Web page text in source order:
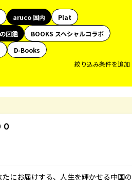
aruco 国内
Plat
図鑑
BOOKS スペシャルコラボ
D-Books
絞り込み条件を追加
にお届けする、人生を輝かせる中国の